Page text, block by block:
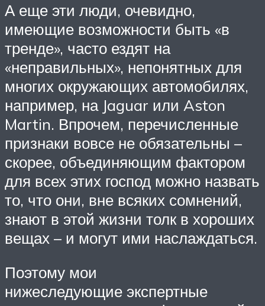
А еще эти люди, очевидно,
имеющие возможности быть «в
тренде», часто ездят на
«неправильных», непонятных для
многих окружающих автомобилях,
например, на Jaguar или Aston
Martin. Впрочем, перечисленные
признаки вовсе не обязательны –
скорее, объединяющим фактором
для всех этих господ можно назвать
то, что они, вне всяких сомнений,
знают в этой жизни толк в хороших
вещах – и могут ими наслаждаться.
Поэтому мои
нижеследующие экспертные